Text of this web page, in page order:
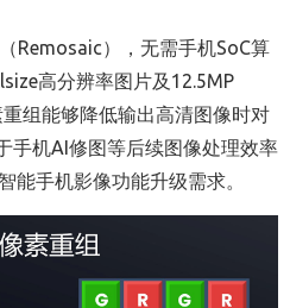
Remosaic），无需手机SoC算
高分辨率图片及 12.5MP
组能够降低输出高清图像时对
手机AI修图等后续图像处理效率
能手机影像功能升级需求。